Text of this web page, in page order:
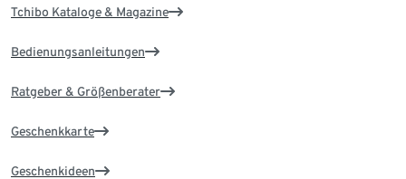
Tchibo Kataloge & Magazine
Bedienungsanleitungen
Ratgeber & Größenberater
Geschenkkarte
Geschenkideen